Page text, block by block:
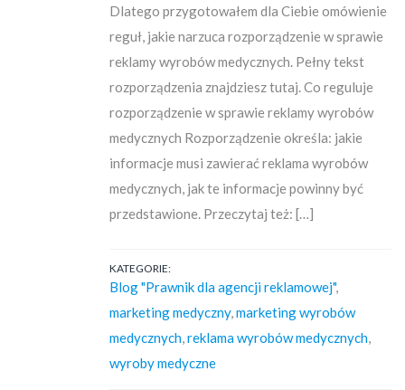
Dlatego przygotowałem dla Ciebie omówienie
reguł, jakie narzuca rozporządzenie w sprawie
reklamy wyrobów medycznych. Pełny tekst
rozporządzenia znajdziesz tutaj. Co reguluje
rozporządzenie w sprawie reklamy wyrobów
medycznych Rozporządzenie określa: jakie
informacje musi zawierać reklama wyrobów
medycznych, jak te informacje powinny być
przedstawione. Przeczytaj też: […]
KATEGORIE:
Blog "Prawnik dla agencji reklamowej",
marketing medyczny, marketing wyrobów
medycznych reklama wyrobów medycznych
wyroby medyczne